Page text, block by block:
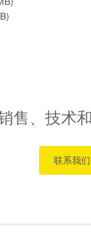
售、技术
联系我们